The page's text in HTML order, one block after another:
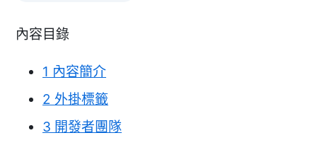
內容目錄
1 內容簡介
2 外掛標籤
3 開發者團隊